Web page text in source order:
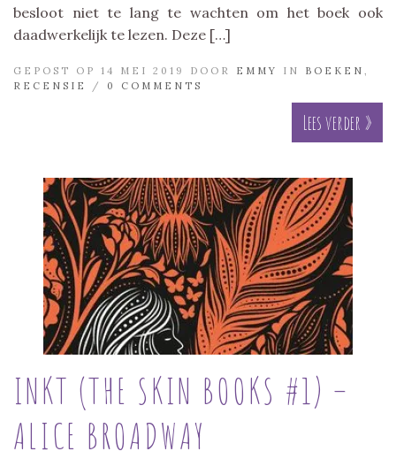
besloot niet te lang te wachten om het boek ook
daadwerkelijk te lezen. Deze […]
GEPOST OP 14 MEI 2019 DOOR EMMY IN BOEKEN
RECENSIE
/ 0 COMMENTS
Lees verder »
INKT (THE SKIN BOOKS #1) –
ALICE BROADWAY